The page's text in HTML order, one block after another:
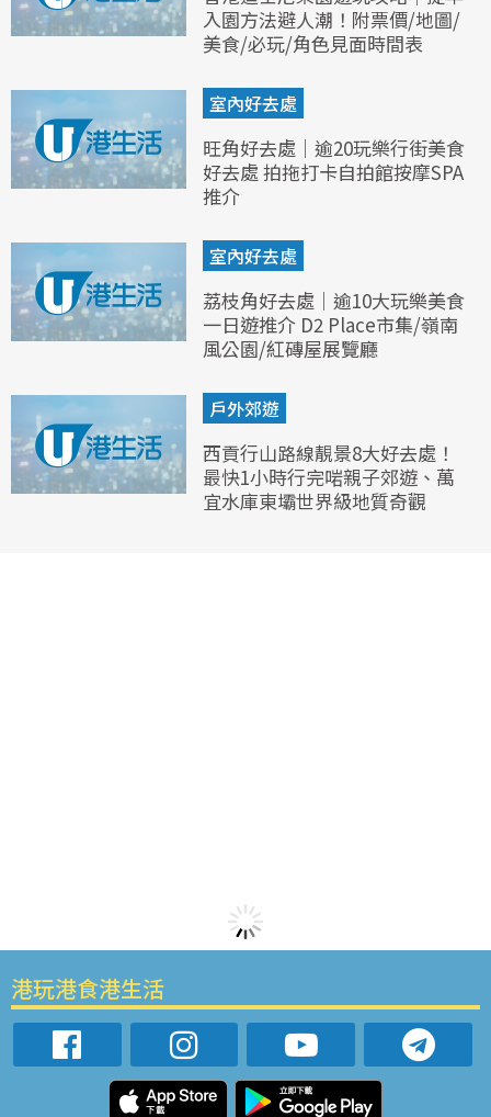
入園方法避人潮！附票價/地圖/
美食/必玩/角色見面時間表
室內好去處
旺角好去處｜逾20玩樂行街美食
好去處 拍拖打卡自拍館按摩SPA
推介
室內好去處
荔枝角好去處｜逾10大玩樂美食
一日遊推介 D2 Place市集/嶺南
風公園/紅磚屋展覽廳
戶外郊遊
西貢行山路線靚景8大好去處！
最快1小時行完啱親子郊遊、萬
宜水庫東壩世界級地質奇觀
港玩港食港生活